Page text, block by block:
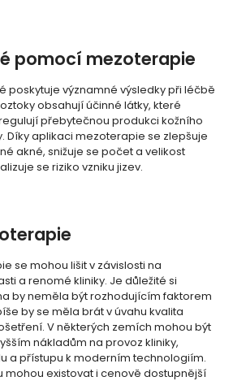
pomocí mezoterapie
poskytuje významné výsledky při léčbě
obsahují účinné látky, které
přebytečnou produkci kožního
Díky aplikaci mezoterapie se zlepšuje
akné, snižuje se počet a velikost
se riziko vzniku jizev.
se mohou lišit v závislosti na
a renomé kliniky. Je důležité si
by neměla být rozhodujícím faktorem
by se měla brát v úvahu kvalita
V některých zemích mohou být
nákladům na provoz kliniky,
a přístupu k moderním technologiím.
mohou existovat i cenově dostupnější